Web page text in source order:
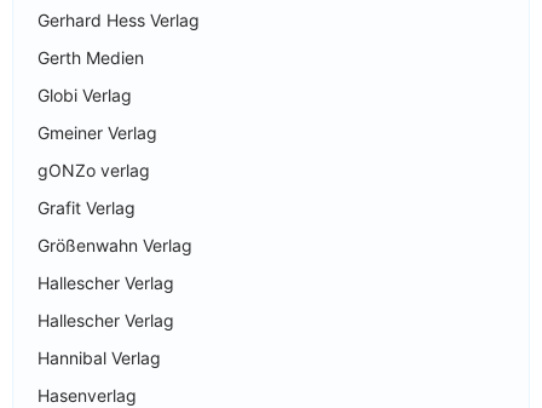
Gerhard Hess Verlag
Gerth Medien
Globi Verlag
Gmeiner Verlag
gONZo verlag
Grafit Verlag
Größenwahn Verlag
Hallescher Verlag
Hallescher Verlag
Hannibal Verlag
Hasenverlag